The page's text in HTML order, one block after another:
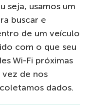
seja, usamos um
buscar e
de um veículo
com o que seu
Wi-Fi próximas
de nos
dados.